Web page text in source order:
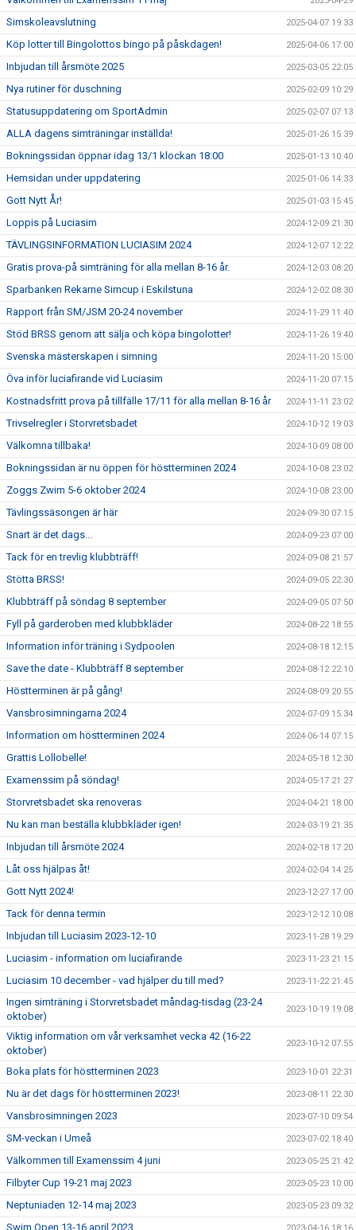
Simskoleavslutning 2025-04-07 19:33
Köp lotter till Bingolottos bingo på påskdagen! 2025-04-06 17:00
Inbjudan till årsmöte 2025 2025-03-05 22:05
Nya rutiner för duschning 2025-02-09 10:29
Statusuppdatering om SportAdmin 2025-02-07 07:13
ALLA dagens simträningar inställda! 2025-01-26 15:39
Bokningssidan öppnar idag 13/1 klockan 18:00 2025-01-13 10:40
Hemsidan under uppdatering 2025-01-06 14:33
Gott Nytt År! 2025-01-03 15:45
Loppis på Luciasim 2024-12-09 21:30
TÄVLINGSINFORMATION LUCIASIM 2024 2024-12-07 12:22
Gratis prova-på simträning för alla mellan 8-16 år. 2024-12-03 08:20
Sparbanken Rekarne Simcup i Eskilstuna 2024-12-02 08:30
Rapport från SM/JSM 20-24 november 2024-11-29 11:40
Stöd BRSS genom att sälja och köpa bingolotter! 2024-11-26 19:40
Svenska mästerskapen i simning 2024-11-20 15:00
Öva inför luciafirande vid Luciasim 2024-11-20 07:15
Kostnadsfritt prova på tillfälle 17/11 för alla mellan 8-16 år 2024-11-11 23:02
Trivselregler i Storvretsbadet 2024-10-12 19:03
Välkomna tillbaka! 2024-10-09 08:00
Bokningssidan är nu öppen för höstterminen 2024 2024-10-08 23:02
Zoggs Zwim 5-6 oktober 2024 2024-10-08 23:00
Tävlingssäsongen är här 2024-09-30 07:15
Snart är det dags... 2024-09-23 07:00
Tack för en trevlig klubbträff! 2024-09-08 21:57
Stötta BRSS! 2024-09-05 22:30
Klubbträff på söndag 8 september 2024-09-05 07:50
Fyll på garderoben med klubbkläder 2024-08-22 18:55
Information inför träning i Sydpoolen 2024-08-18 12:15
Save the date - Klubbträff 8 september 2024-08-12 22:10
Höstterminen är på gång! 2024-08-09 20:55
Vansbrosimningarna 2024 2024-07-09 15:34
Information om höstterminen 2024 2024-06-14 07:15
Grattis Lollobelle! 2024-05-18 12:30
Examenssim på söndag! 2024-05-17 21:27
Storvretsbadet ska renoveras 2024-04-21 18:00
Nu kan man beställa klubbkläder igen! 2024-03-19 21:35
Inbjudan till årsmöte 2024 2024-02-18 17:20
Låt oss hjälpas åt! 2024-02-04 14:25
Gott Nytt 2024! 2023-12-27 17:00
Tack för denna termin 2023-12-12 10:08
Inbjudan till Luciasim 2023-12-10 2023-11-28 19:29
Luciasim - information om luciafirande 2023-11-23 21:15
Luciasim 10 december - vad hjälper du till med? 2023-11-22 21:45
Ingen simträning i Storvretsbadet måndag-tisdag (23-24
oktober)
2023-10-19 19:08
Viktig information om vår verksamhet vecka 42 (16-22
oktober)
2023-10-12 07:55
Boka plats för höstterminen 2023 2023-10-01 22:31
Nu är det dags för höstterminen 2023! 2023-08-11 22:30
Vansbrosimningen 2023 2023-07-10 09:54
SM-veckan i Umeå 2023-07-02 18:40
Välkommen till Examenssim 4 juni 2023-05-25 21:42
Filbyter Cup 19-21 maj 2023 2023-05-23 10:00
Neptuniaden 12-14 maj 2023 2023-05-23 09:32
Swim Open 13-16 april 2023